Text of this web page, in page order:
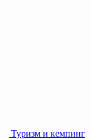
Туризм и кемпинг